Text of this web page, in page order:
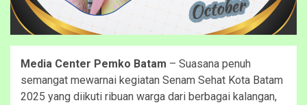
Media Center Pemko Batam – Suasana penuh
semangat mewarnai kegiatan Senam Sehat Kota Batam
2025 yang diikuti ribuan warga dari berbagai kalangan,